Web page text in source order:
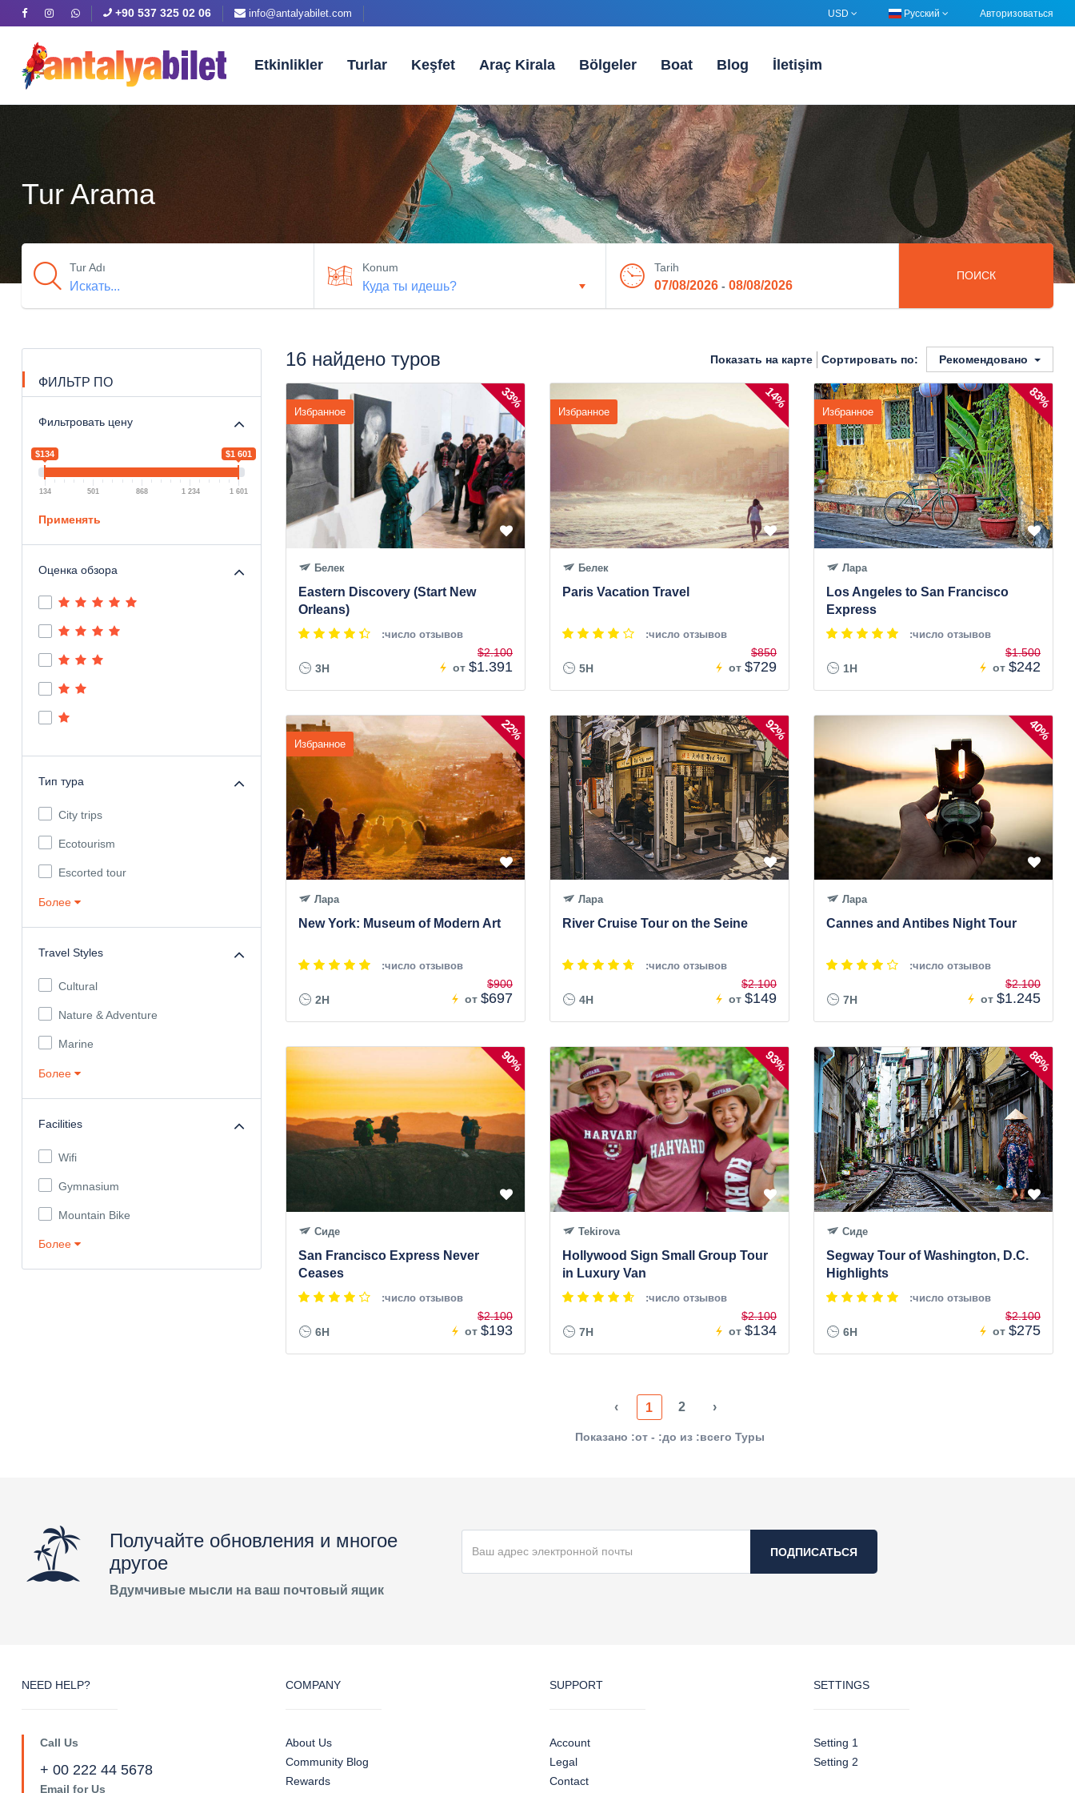
+90 537 325 02 06 info@antalyabilet.com USD Русский Авторизоваться
Etkinlikler Turlar Keşfet Araç Kirala Bölgeler Boat Blog İletişim
Tur Arama
Tur Adı Konum Tarih
07/08/2026 - 08/08/2026
ПОИСК
ФИЛЬТР ПО
Фильтровать цену
$134 $1 601
134 501 868 1 234 1 601
Применять
Оценка обзора
Тип тура
City trips
Ecotourism
Escorted tour
Более
Travel Styles
Cultural
Nature & Adventure
Marine
Более
Facilities
Wifi
Gymnasium
Mountain Bike
Более
16 найдено туров Показать на карте Сортировать по: Рекомендовано
Избранное
33%
Белек
Eastern Discovery (Start New
Orleans)
:число отзывов
3H от
$2.100
$1.391
Избранное
14%
Белек
Paris Vacation Travel
:число отзывов
5H от
$850
$729
Избранное
83%
Лара
Los Angeles to San Francisco
Express
:число отзывов
1H от
$1.500
$242
Избранное
22%
Лара
New York: Museum of Modern Art
:число отзывов
2H от
$900
$697
92%
Лара
River Cruise Tour on the Seine
:число отзывов
4H от
$2.100
$149
40%
Лара
Cannes and Antibes Night Tour
:число отзывов
7H от
$2.100
$1.245
90%
Сиде
San Francisco Express Never
Ceases
:число отзывов
6H от
$2.100
$193
93%
Tekirova
Hollywood Sign Small Group Tour
in Luxury Van
:число отзывов
7H от
$2.100
$134
86%
Сиде
Segway Tour of Washington, D.C.
Highlights
:число отзывов
6H от
$2.100
$275
‹ 1 2 ›
Показано :от - :до из :всего Туры
Получайте обновления и многое
другое
Вдумчивые мысли на ваш почтовый ящик
ПОДПИСАТЬСЯ
NEED HELP?
Call Us
+ 00 222 44 5678
Email for Us
COMPANY
About Us
Community Blog
Rewards
SUPPORT
Account
Legal
Contact
SETTINGS
Setting 1
Setting 2